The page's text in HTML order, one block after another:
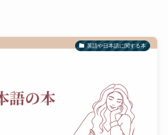
英語や日本語に関する本